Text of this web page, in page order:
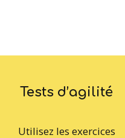
Tests d’agilité
Utilisez les exercices